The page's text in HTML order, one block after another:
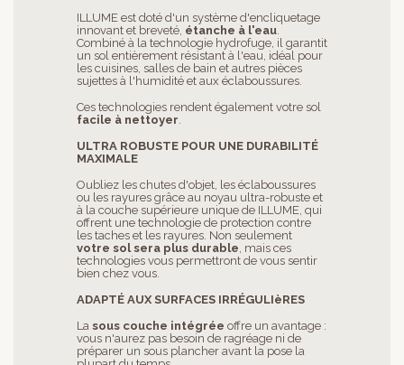
ILLUME est doté d'un système d'encliquetage
innovant et breveté, étanche à l'eau.
Combiné à la technologie hydrofuge, il garantit
un sol entièrement résistant à l'eau, idéal pour
les cuisines, salles de bain et autres pièces
sujettes à l'humidité et aux éclaboussures.
Ces technologies rendent également votre sol
facile à nettoyer.
ULTRA ROBUSTE POUR UNE DURABILITÉ
MAXIMALE
Oubliez les chutes d'objet, les éclaboussures
ou les rayures grâce au noyau ultra-robuste et
à la couche supérieure unique de ILLUME, qui
offrent une technologie de protection contre
les taches et les rayures. Non seulement
votre sol sera plus durable, mais ces
technologies vous permettront de vous sentir
bien chez vous.
ADAPTÉ AUX SURFACES IRRÉGULIèRES
La sous couche intégrée offre un avantage :
vous n'aurez pas besoin de ragréage ni de
préparer un sous plancher avant la pose la